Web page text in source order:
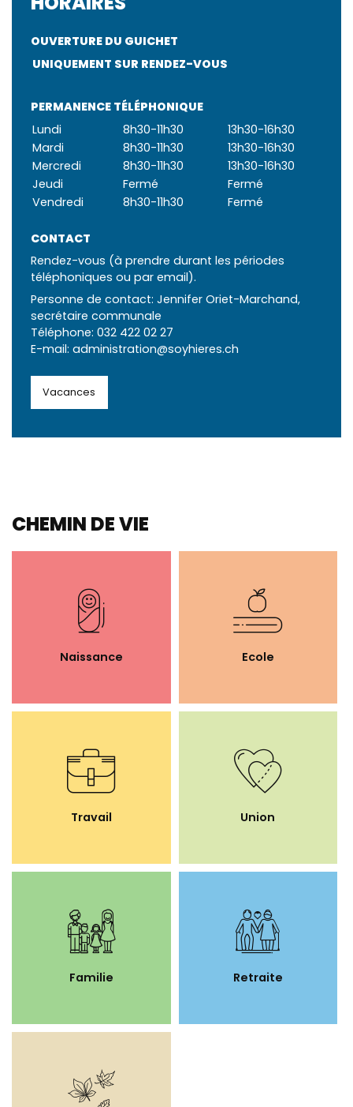
OUVERTURE DU GUICHET
UNIQUEMENT SUR RENDEZ-VOUS
PERMANENCE TÉLÉPHONIQUE
Lundi
8h30-11h30
13h30-16h30
Mardi
8h30-11h30
13h30-16h30
Mercredi
8h30-11h30
13h30-16h30
Jeudi
Fermé
Fermé
Vendredi
8h30-11h30 Fermé
CONTACT
Rendez-vous (à prendre durant les périodes
téléphoniques ou par email).
Personne de contact: Jennifer Oriet-Marchand,
secrétaire communale
Téléphone: 032 422 02 27
E-mail: administration@soyhieres.ch
Vacances
CHEMIN DE VIE
Naissance Ecole
Travail Union
Familie Retraite